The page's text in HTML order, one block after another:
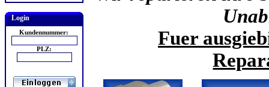
Login
Kundennummer:
PLZ:
Fuer